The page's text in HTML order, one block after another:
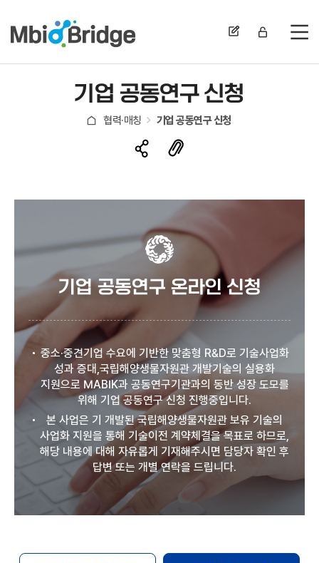
전
기업 공동연구 신청
협력·매칭 기업 공동연구 신청
기업 공동연구 온라인 신청
중소·중견기업 수요에 기반한 맞춤형 R&D로 기술사업화
성과 증대,국립해양생물자원관 개발기술의 실용화
지원으로 MABIK과 공동연구기관과의 동반 성장 도모를
위해 기업 공동연구 신청 진행중입니다.
본 사업은 기 개발된 국립해양생물자원관 보유 기술의
사업화 지원을 통해 기술이전 계약체결을 목표로 하므로,
해당 내용에 대해 자유롭게 기재해주시면 담당자 확인 후
답변 또는 개별 연락을 드립니다.